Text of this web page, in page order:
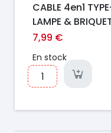
CABLE 4en1
LAMPE &
ONTEN
7,99 €
En stock